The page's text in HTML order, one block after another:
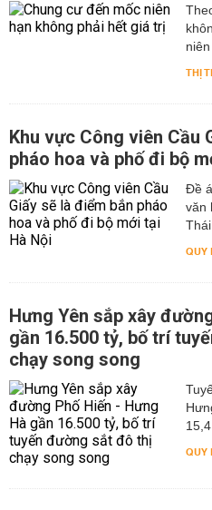
THỊ
Khu vực Công viên Cầu
pháo hoa và phố đi bộ
Đề
văn
QUY
Hưng Yên sắp xây
gần 16.500 tỷ, bố trí
chạy song song
QUY